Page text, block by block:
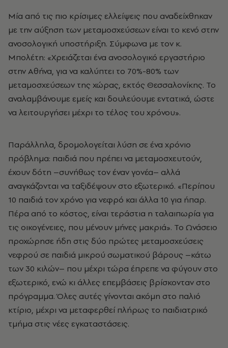
Μία από τις πιο κρίσιμες ελλείψεις που αναδείχθηκαν
με την αύξηση των μεταμοσχεύσεων είναι το κενό στην
ανοσολογική υποστήριξη. Σύμφωνα με τον κ.
Μπολέτη: «Χρειάζεται ένα ανοσολογικό εργαστήριο
στην Αθήνα, για να καλύπτει το 70%-80% των
μεταμοσχεύσεων της χώρας, εκτός Θεσσαλονίκης. Το
αναλαμβάνουμε εμείς και δουλεύουμε εντατικά, ώστε
να λειτουργήσει μέχρι το τέλος του χρόνου».
Παράλληλα, δρομολογείται λύση σε ένα χρόνιο
πρόβλημα: παιδιά που πρέπει να μεταμοσχευτούν,
έχουν δότη –συνήθως τον έναν γονέα– αλλά
αναγκάζονται να ταξιδέψουν στο εξωτερικό. «Περίπου
10 παιδιά τον χρόνο για νεφρό και άλλα 10 για ήπαρ.
Πέρα από το κόστος, είναι τεράστια η ταλαιπωρία για
τις οικογένειες, που μένουν μήνες μακριά». Το Ωνάσειο
προχώρησε ήδη στις δύο πρώτες μεταμοσχεύσεις
νεφρού σε παιδιά μικρού σωματικού βάρους –κάτω
των 30 κιλών– που μέχρι τώρα έπρεπε να φύγουν στο
εξωτερικό, ενώ κι άλλες επεμβάσεις βρίσκονταν στο
πρόγραμμα. Όλες αυτές γίνονται ακόμη στο παλιό
κτίριο, μέχρι να μεταφερθεί πλήρως το παιδιατρικό
τμήμα στις νέες εγκαταστάσεις.